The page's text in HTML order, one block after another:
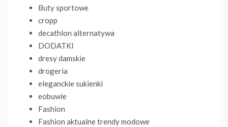
Buty sportowe
cropp
decathlon alternatywa
DODATKI
dresy damskie
drogeria
eleganckie sukienki
eobuwie
Fashion
Fashion aktualne trendy modowe